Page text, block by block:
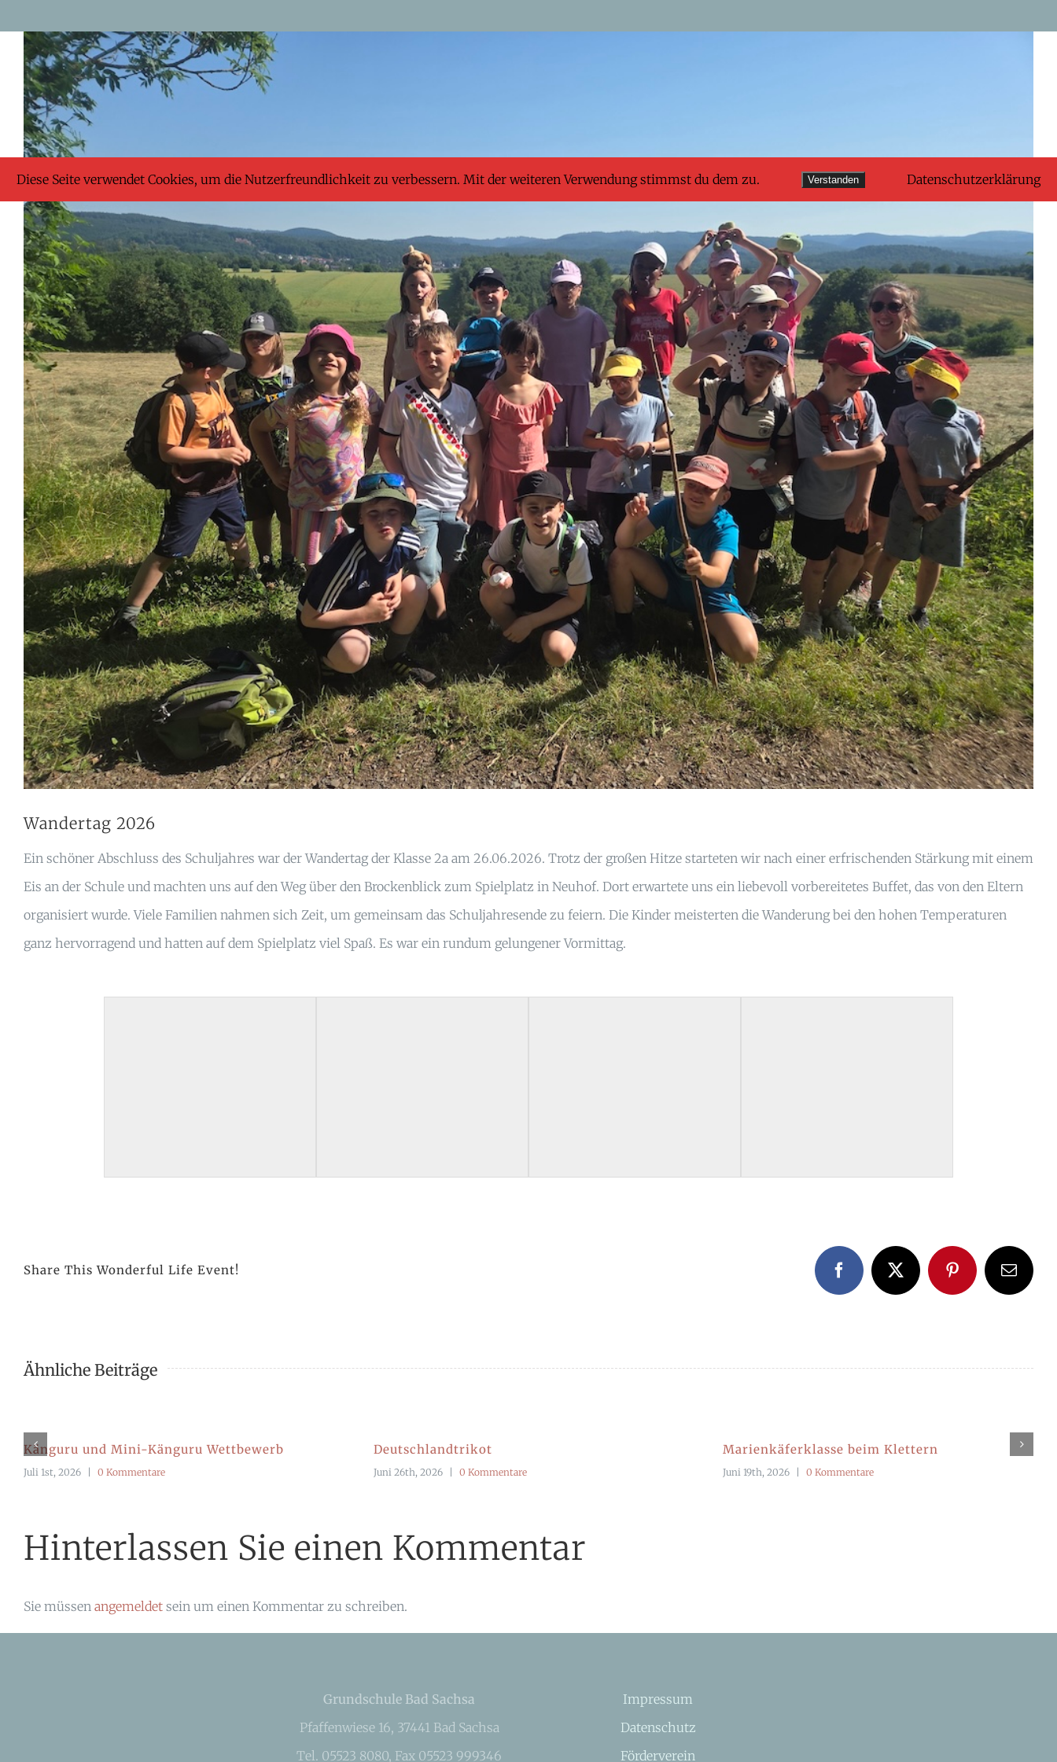
content
Zeige
grösseres
Bild
Wandertag 2026
Ein schöner Abschluss des Schuljahres war der Wandertag der Klasse 2a am 26.06.2026. Trotz der großen Hitze starteten wir nach einer erfrischenden Stärkung mit einem
Eis an der Schule und machten uns auf den Weg über den Brockenblick zum Spielplatz in Neuhof. Dort erwartete uns ein liebevoll vorbereitetes Buffet, das von den Eltern
organisiert wurde. Viele Familien nahmen sich Zeit, um gemeinsam das Schuljahresende zu feiern. Die Kinder meisterten die Wanderung bei den hohen Temperaturen
ganz hervorragend und hatten auf dem Spielplatz viel Spaß. Es war ein rundum gelungener Vormittag.
Share This Wonderful Life Event! FacebookX PinterestE-
Mail
Ähnliche Beiträge
Känguru und Mini-Känguru Wettbewerb
Juli 1st, 2026 0 Kommentare
Deutschlandtrikot
Juni 26th, 2026 0 Kommentare
Marienkäferklasse beim Klettern
Juni 19th, 2026 0 Kommentare
Hinterlassen Sie einen Kommentar
Sie müssen angemeldet sein um einen Kommentar zu schreiben.
Grundschule Bad Sachsa
Pfaffenwiese 16, 37441 Bad Sachsa
Tel. 05523 8080, Fax 05523 999346
Impressum
Datenschutz
Förderverein
Diese Seite verwendet Cookies, um die Nutzerfreundlichkeit zu verbessern. Mit der weiteren Verwendung stimmst du dem zu. Verstanden Datenschutzerklärung